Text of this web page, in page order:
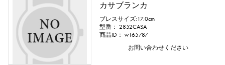
カサブランカ
ブレスサイズ:17.0cm
型番： 2852CASA
商品ID： w165787
お問い合わせください